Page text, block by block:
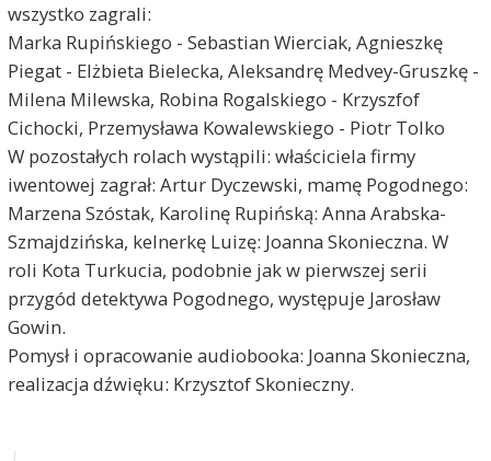
wszystko zagrali:
Marka Rupińskiego - Sebastian Wierciak, Agnieszkę
Piegat - Elżbieta Bielecka, Aleksandrę Medvey-Gruszkę -
Milena Milewska, Robina Rogalskiego - Krzyszfof
Cichocki, Przemysława Kowalewskiego - Piotr Tolko
W pozostałych rolach wystąpili: właściciela firmy
iwentowej zagrał: Artur Dyczewski, mamę Pogodnego:
Marzena Szóstak, Karolinę Rupińską: Anna Arabska-
Szmajdzińska, kelnerkę Luizę: Joanna Skonieczna. W
roli Kota Turkucia, podobnie jak w pierwszej serii
przygód detektywa Pogodnego, występuje Jarosław
Gowin.
Pomysł i opracowanie audiobooka: Joanna Skonieczna,
realizacja dźwięku: Krzysztof Skonieczny.